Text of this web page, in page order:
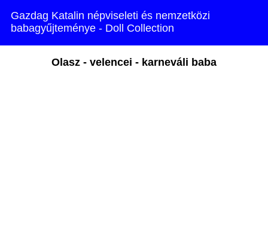
Gazdag Katalin népviseleti és nemzetközi
babagyűjteménye - Doll Collection
Olasz - velencei - karneváli baba